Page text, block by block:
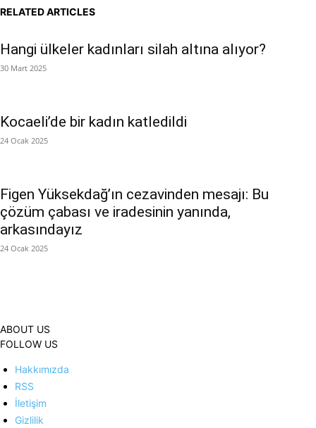
RELATED ARTICLES
Hangi ülkeler kadınları silah altına alıyor?
30 Mart 2025
Kocaeli’de bir kadın katledildi
24 Ocak 2025
Figen Yüksekdağ’ın cezavinden mesajı: Bu
çözüm çabası ve iradesinin yanında,
arkasındayız
24 Ocak 2025
ABOUT US
FOLLOW US
Hakkımızda
RSS
İletişim
Gizlilik